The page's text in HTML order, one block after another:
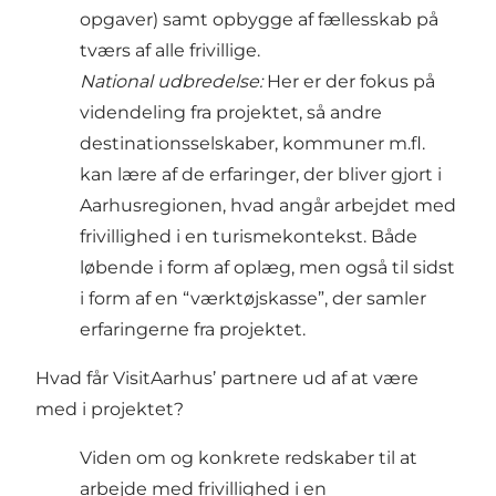
opgaver) samt opbygge af fællesskab på
tværs af alle frivillige.
National udbredelse:Her er der fokus på
videndeling fra projektet, så andre
destinationsselskaber, kommuner m.fl.
kan lære af de erfaringer, der bliver gjort i
Aarhusregionen, hvad angår arbejdet med
frivillighed i en turismekontekst. Både
løbende i form af oplæg, men også til sidst
i form af en “værktøjskasse”, der samler
erfaringerne fra projektet.
Hvad får VisitAarhus’ partnere ud af at være
med i projektet?
Viden om og konkrete redskaber til at
arbejde med frivillighed i en